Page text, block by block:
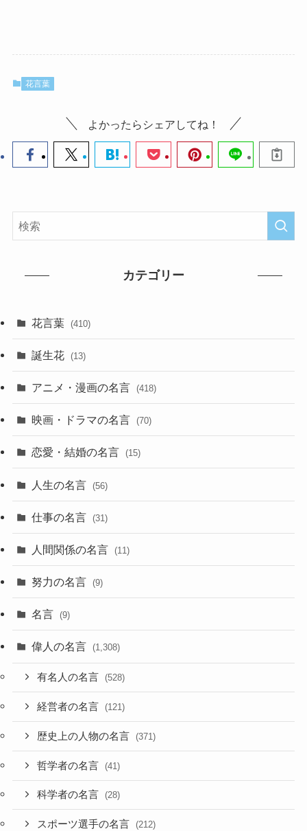
花言葉
よかったらシェアしてね！
カテゴリー
花言葉 (410)
誕生花 (13)
アニメ・漫画の名言 (418)
映画・ドラマの名言 (70)
恋愛・結婚の名言 (15)
人生の名言 (56)
仕事の名言 (31)
人間関係の名言 (11)
努力の名言 (9)
名言 (9)
偉人の名言 (1,308)
有名人の名言 (528)
経営者の名言 (121)
歴史上の人物の名言 (371)
哲学者の名言 (41)
科学者の名言 (28)
スポーツ選手の名言 (212)